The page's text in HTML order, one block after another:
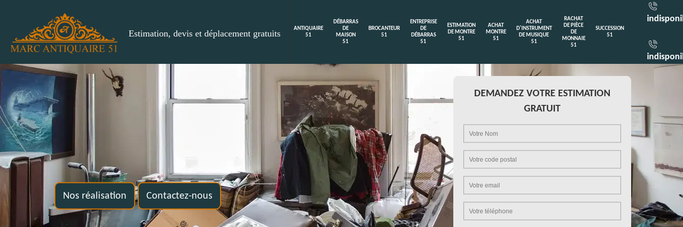
Estimation, devis et déplacement gratuits
ANTIQUAIRE
51
DÉBARRAS
DE
MAISON
51
BROCANTEUR
51
ENTREPRISE
DE
DÉBARRAS
51
ESTIMATION
DE MONTRE
51
ACHAT
MONTRE
51
ACHAT
D'INSTRUMENT
DE MUSIQUE
51
RACHAT
DE PIÈCE
DE
MONNAIE
51
SUCCESSION
51
Nos réalisation Contactez-nous
DEMANDEZ VOTRE ESTIMATION
GRATUIT